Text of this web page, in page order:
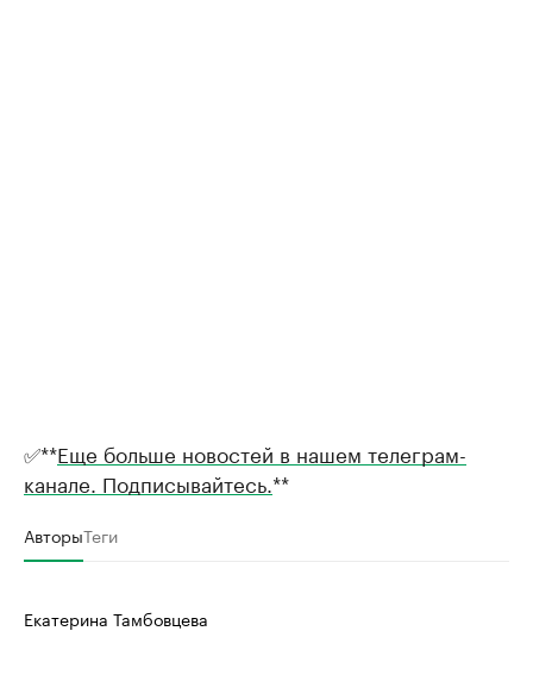
✅**Еще больше новостей в нашем телеграм-
канале. Подписывайтесь. **
АвторыТеги
Екатерина Тамбовцева